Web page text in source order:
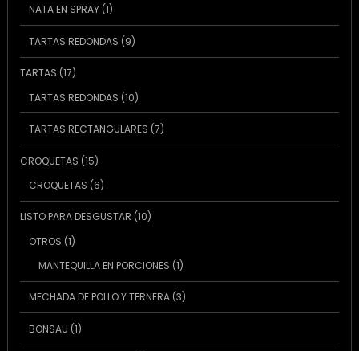
NATA EN SPRAY 11
producto
TARTAS REDONDAS 99
productos
TARTAS 1717
TARTAS REDONDAS 1010
productos
TARTAS RECTANGULARES 77
productos
CROQUETAS 1515
CROQUETAS 66
productos
LISTO PARA DESGUSTAR 1010
OTROS 11
MANTEQUILLA EN PORCIONES 11
producto
MECHADA DE POLLO Y TERNERA 33
productos
BONSAU 11
producto